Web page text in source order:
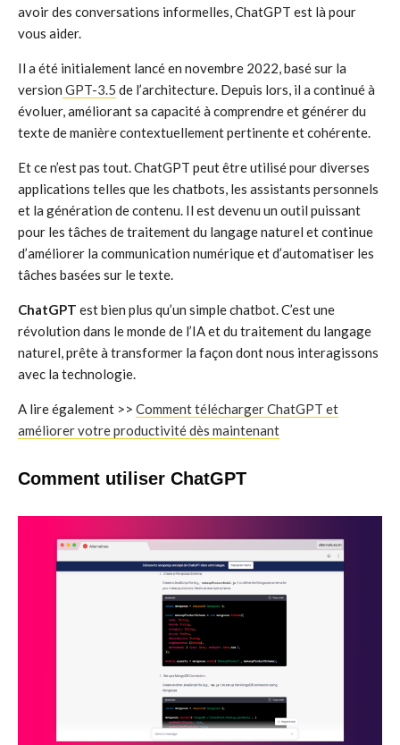
avoir des conversations informelles, ChatGPT est là pour
vous aider.
Il a été initialement lancé en novembre 2022, basé sur la
version GPT-3.5 de l’architecture. Depuis lors, il a continué à
évoluer, améliorant sa capacité à comprendre et générer du
texte de manière contextuellement pertinente et cohérente.
Et ce n’est pas tout. ChatGPT peut être utilisé pour diverses
applications telles que les chatbots, les assistants personnels
et la génération de contenu. Il est devenu un outil puissant
pour les tâches de traitement du langage naturel et continue
d’améliorer la communication numérique et d’automatiser les
tâches basées sur le texte.
ChatGPT est bien plus qu’un simple chatbot. C’est une
révolution dans le monde de l’IA et du traitement du langage
naturel, prête à transformer la façon dont nous interagissons
avec la technologie.
A lire également >> Comment télécharger ChatGPT et
améliorer votre productivité dès maintenant
Comment utiliser ChatGPT